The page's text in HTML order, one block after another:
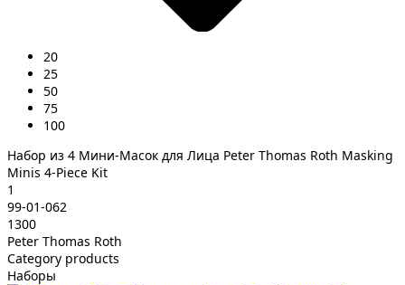
20
25
50
75
100
Набор из 4 Мини-Масок для Лица Peter Thomas Roth Masking
Minis 4-Piece Kit
1
99-01-062
1300
Peter Thomas Roth
Category products
Наборы